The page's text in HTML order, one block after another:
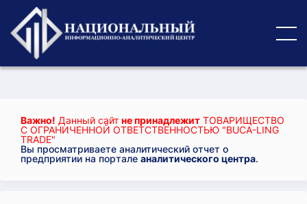
Важно! Данный сайт не принадлежит ТОВАРИЩЕСТВО
С ОГРАНИЧЕННОЙ ОТВЕТСТВЕННОСТЬЮ "BUCA-LING
TRADE"
Вы просматриваете аналитический отчет о
предприятии на портале аналитического центра.